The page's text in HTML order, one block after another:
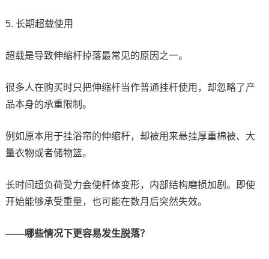
5. 长期超载使用
超载是导致伸缩杆掉落最常见的原因之一。
很多人在购买时只把伸缩杆当作普通挂杆使用，却忽略了产
品本身的承重限制。
例如原本用于挂浴帘的伸缩杆，却被用来悬挂厚重棉被、大
量衣物或者储物篮。
长时间超负荷受力会使杆体变形，内部结构磨损加剧。即使
开始能够承受重量，也可能在数月后突然失效。
——哪些情况下更容易发生脱落？